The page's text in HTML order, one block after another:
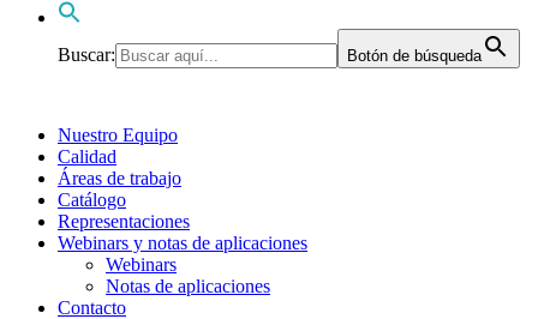
Buscar: Botón de búsqueda
Nuestro Equipo
Calidad
Áreas de trabajo
Catálogo
Representaciones
Webinars y notas de aplicaciones
Webinars
Notas de aplicaciones
Contacto